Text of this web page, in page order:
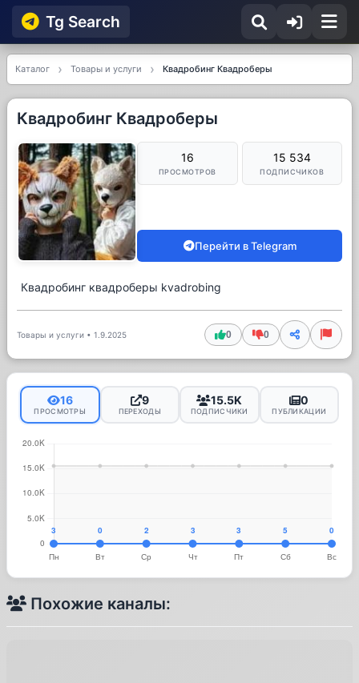
Tg Searсh
Каталог Товары и услуги Квадробинг Квадроберы
Квадробинг Квадроберы
16
ПРОСМОТРОВ
15 534
ПОДПИСЧИКОВ
Перейти в Telegram
Квадробинг квадроберы kvadrobing
Товары и услуги • 1.9.2025 0 0
16
ПРОСМОТРЫ
9
ПЕРЕХОДЫ
15.5K
ПОДПИСЧИКИ
0
ПУБЛИКАЦИИ
Похожие каналы: